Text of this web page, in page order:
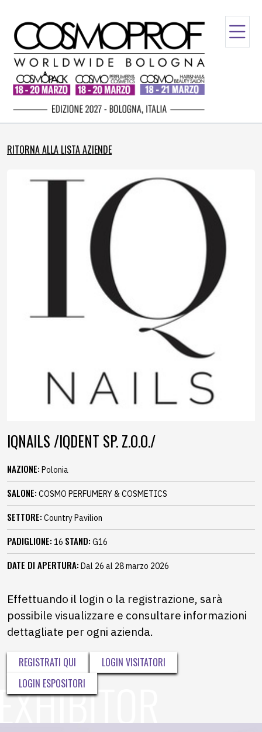
RITORNA ALLA LISTA AZIENDE
IQNAILS /IQDENT SP. Z.O.O./
NAZIONE: Polonia
SALONE: COSMO PERFUMERY & COSMETICS
SETTORE: Country Pavilion
PADIGLIONE: 16 STAND: G16
DATE DI APERTURA: Dal 26 al 28 marzo 2026
Effettuando il login o la registrazione, sarà
possibile visualizzare e consultare informazioni
dettagliate per ogni azienda.
REGISTRATI QUI
LOGIN VISITATORI
LOGIN ESPOSITORI